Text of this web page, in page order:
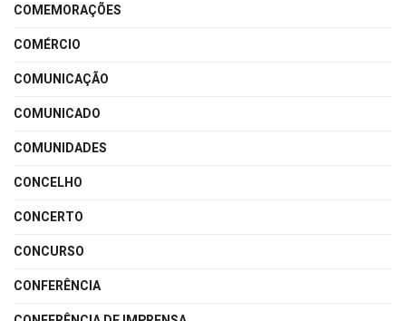
COMEMORAÇÕES
COMÉRCIO
COMUNICAÇÃO
COMUNICADO
COMUNIDADES
CONCELHO
CONCERTO
CONCURSO
CONFERÊNCIA